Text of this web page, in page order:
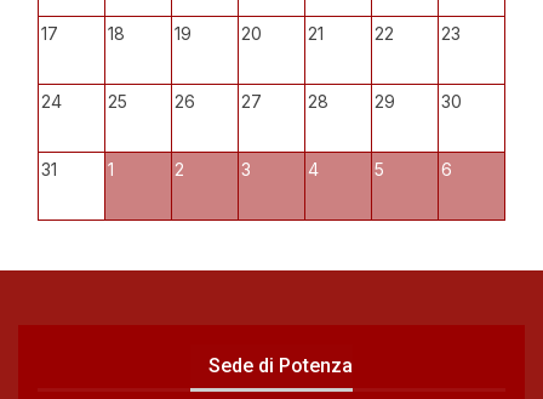
17 18 19 20 21 22 23
24 25 26 27 28 29 30
31 1 2 3 4 5 6
Sede di Potenza